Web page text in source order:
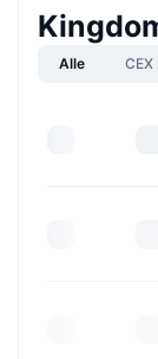
Alle CEX